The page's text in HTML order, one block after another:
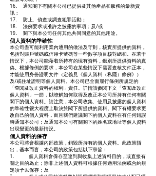
16. 通知閣下有關本公司已提供及其他產品和服務的最新資
訊；
17. 防止、偵查或調查犯罪活動；
18. 法例要求或准許之披露的事項；及/或
19. 閣下與本公司任何其他共同同意的其他用途。
個人資料的準確性
本公司盡可能利用業內通用的做法及守則，核實所提供的資料，
包括對賬戶號碼或信用卡號碼等一些數字項目核對總和。在若干
情況下，本公司能藉着所持有的現有資料，鑑別所提供資料的真
偽。根據條例的要求，本公司在某些情況下需要查核文件正本，
才能使用身份證明文件（定義見《個人資料（私隱）條例》）
及/或住址證明等個人資料。本公司已全面履行條例所規定的
「查閱及改正資料的權利」責任。詳情請參閱下文「查閱及改正
個人資料」一節，以暸解如何取得及改正本公司所持有任何有關
閣下的個人資料。請注意，本公司收集、使用及披露的個人資料
的準確性很大程度上取決於閣下所提供的資料。閣下有權要求更
改自己的個人資料，而且我們建議閣下的個人資料在有任何錯誤
時通知本公司；及通知本公司有關閣下的姓名或地址等個人資料
出現變更的最新情況。
個人資料的保存
本公司將會根據內部政策，銷毀所持有的個人資料。此政策指
出，基本而言，本公司的政策包括以下宗旨：
1. 個人資料會保存至達到與收集上述資料目的，或直接有
關之目的為止；除非上述個人資料可根據任何適用法例或合約規
定須予以保存；及